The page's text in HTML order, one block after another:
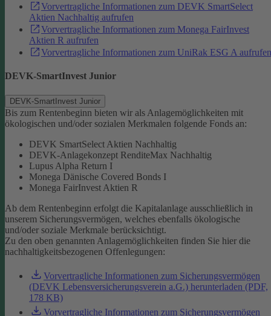
Vorvertragliche Informationen zum DEVK SmartSelect
Aktien Nachhaltig aufrufen
Vorvertragliche Informationen zum Monega FairInvest
Aktien R aufrufen
Vorvertragliche Informationen zum UniRak ESG A aufrufen
DEVK-SmartInvest Junior
DEVK-SmartInvest Junior
Bis zum Rentenbeginn bieten wir als Anlagemöglichkeiten mit
ökologischen und/oder sozialen Merkmalen folgende Fonds an:
DEVK SmartSelect Aktien Nachhaltig
DEVK-Anlagekonzept RenditeMax Nachhaltig
Lupus Alpha Return I
Monega Dänische Covered Bonds I
Monega FairInvest Aktien R
Ab dem Rentenbeginn erfolgt die Kapitalanlage ausschließlich in
unserem Sicherungsvermögen, welches ebenfalls ökologische
und/oder soziale Merkmale berücksichtigt.
Zu den oben genannten Anlagemöglichkeiten finden Sie hier die
nachhaltigkeitsbezogenen Offenlegungen:
Vorvertragliche Informationen zum Sicherungsvermögen
(DEVK Lebensversicherungsverein a.G.) herunterladen (PDF,
178 KB)
Vorvertragliche Informationen zum Sicherungsvermögen